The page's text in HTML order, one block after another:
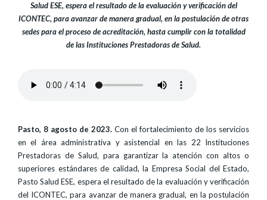
Salud ESE, espera el resultado de la evaluación y verificación del
ICONTEC, para avanzar de manera gradual, en la postulación de otras
sedes para el proceso de acreditación, hasta cumplir con la totalidad
de las Instituciones Prestadoras de Salud.
Pasto, 8 agosto de 2023. Con el fortalecimiento de los servicios
en el área administrativa y asistencial en las 22 Instituciones
Prestadoras de Salud, para garantizar la atención con altos o
superiores estándares de calidad, la Empresa Social del Estado,
Pasto Salud ESE, espera el resultado de la evaluación y verificación
del ICONTEC, para avanzar de manera gradual, en la postulación